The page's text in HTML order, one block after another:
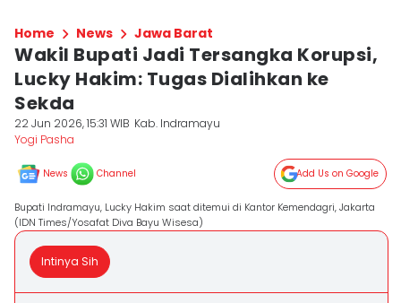
Home News Jawa Barat
Wakil Bupati Jadi Tersangka Korupsi,
Lucky Hakim: Tugas Dialihkan ke
Sekda
22 Jun 2026, 15:31 WIB Kab. Indramayu
Yogi Pasha
News Channel Add Us on Google
Bupati Indramayu, Lucky Hakim saat ditemui di Kantor Kemendagri, Jakarta
(IDN Times/Yosafat Diva Bayu Wisesa)
Intinya Sih